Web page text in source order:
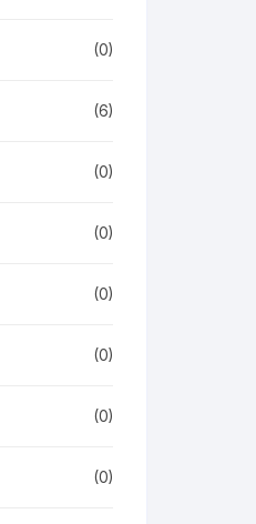
(0)
(6)
(0)
(0)
(0)
(0)
(0)
(0)